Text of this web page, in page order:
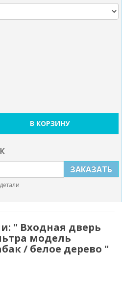
В КОРЗИНУ
ЗАКАЗАТЬ
" Входная дверь
модель
/ белое дерево "